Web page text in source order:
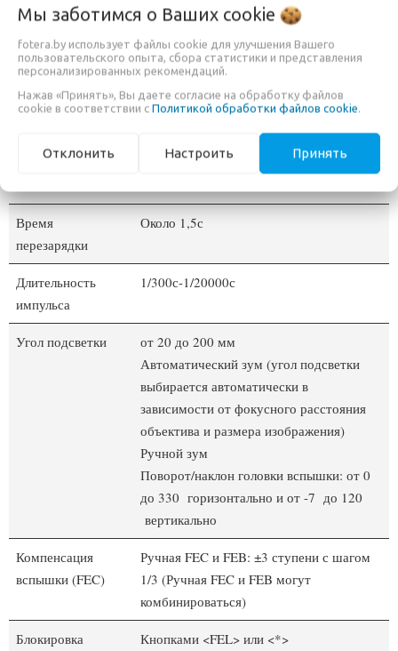
управления
Мощность 76 Дж
Количество
480 импульсов (при полной мощности)
Время
перезарядки
Около 1,5с
Длительность
импульса
1/300с-1/20000с
Угол подсветки
от 20 до 200 мм
Автоматический зум (угол подсветки
выбирается автоматически в
зависимости от фокусного расстояния
объектива и размера изображения)
Ручной зум
Поворот/наклон головки вспышки: от 0
до 330 горизонтально и от -7 до 120
вертикально
Компенсация
вспышки (FEC)
Ручная FEC и FEB: ±3 ступени с шагом
1/3 (Ручная FEC и FEB могут
комбинироваться)
Блокировка
Кнопками <FEL> или <*>
Мы заботимся о Ваших cookie
fotera.by использует файлы cookie для улучшения Вашего
пользовательского опыта, сбора статистики и представления
персонализированных рекомендаций.
Нажав «Принять», Вы даете согласие на обработку файлов
cookie в соответствии с Политикой обработки файлов cookie.
Отклонить Настроить Принять